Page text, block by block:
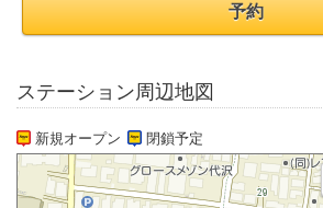
予約
ステーション周辺地図
新規オープン 閉鎖予定